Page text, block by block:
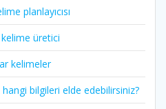
planlayıcısı
üretici
kelimeler
hangi bilgileri elde edebilirsiniz?